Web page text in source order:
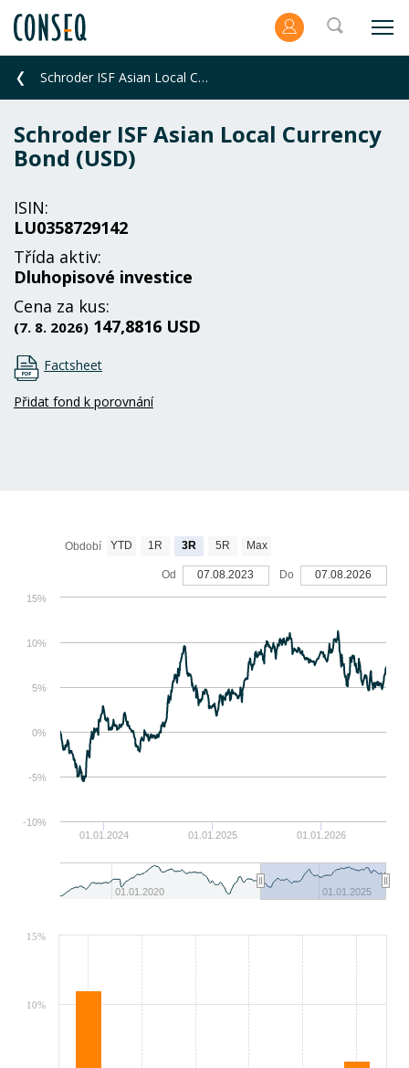
Schroder ISF Asian Local Currency Bond (USD)
Schroder ISF Asian Local Currency
Bond (USD)
ISIN:
LU0358729142
Třída aktiv:
Dluhopisové investice
Cena za kus:
(7. 8. 2026) 147,8816 USD
Factsheet
Přidat fond k porovnání
01.01.2024 01.01.2025 01.01.2026
01.01.2020 01.01.2025
-5%
0%
5%
10%
-10%
15%
Období YTD 1R 3R 5R Max
Od 07.08.2023 Do 07.08.2026
10%
15%